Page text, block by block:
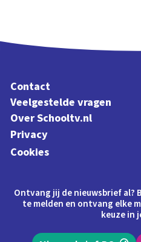
Contact
Veelgestelde vragen
Over Schooltv.nl
Privacy
Cookies
Ontvang jij de nieuwsbrief al?
te melden en ontvang elke
keuze in